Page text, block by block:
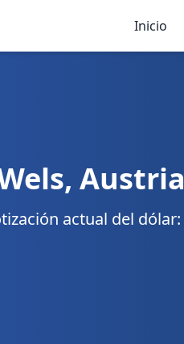
Inicio
Austria
actual del dólar: